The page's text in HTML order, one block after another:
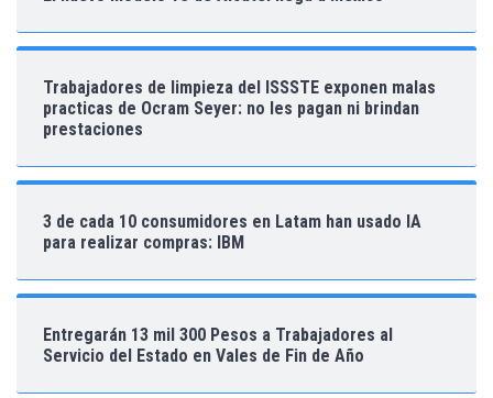
Trabajadores de limpieza del ISSSTE exponen malas
practicas de Ocram Seyer: no les pagan ni brindan
prestaciones
3 de cada 10 consumidores en Latam han usado IA
para realizar compras: IBM
Entregarán 13 mil 300 Pesos a Trabajadores al
Servicio del Estado en Vales de Fin de Año